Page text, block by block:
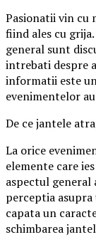
Pasionatii vin cu
fiind ales cu
general sunt
intrebati despre
informatii este
evenimentelor
De ce jantele
La orice
elemente care
aspectul
perceptia
capata un
schimbarea